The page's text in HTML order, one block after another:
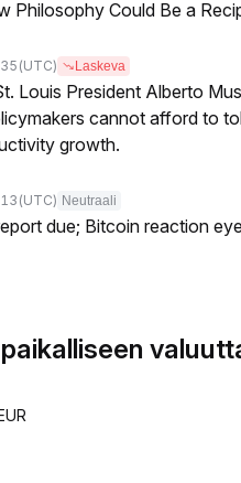
Philosophy Could Be a
(UTC) Laskeva
Louis President Alberto
cannot afford to
growth.
(UTC) Neutraali
due; Bitcoin reaction